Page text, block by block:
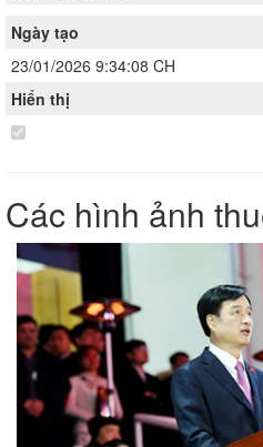
Ngày tạo
23/01/2026 9:34:08 CH
Hiển thị
Các hình ảnh